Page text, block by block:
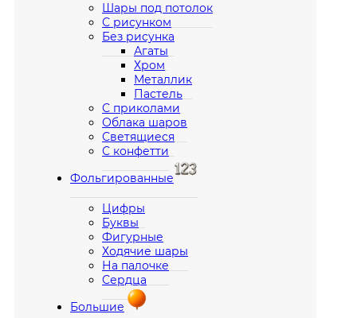
Шары под потолок
С рисунком
Без рисунка
Агаты
Хром
Металлик
Пастель
С приколами
Облака шаров
Светящиеся
С конфетти
Фольгированные
Цифры
Буквы
Фигурные
Ходячие шары
На палочке
Сердца
Большие